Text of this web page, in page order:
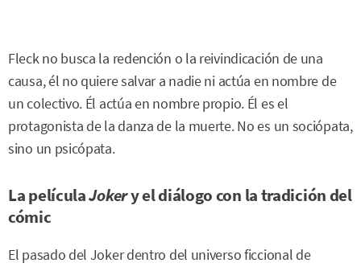
Fleck no busca la redención o la reivindicación de una
causa, él no quiere salvar a nadie ni actúa en nombre de
un colectivo. Él actúa en nombre propio. Él es el
protagonista de la danza de la muerte. No es un sociópata,
sino un psicópata.
La películaJokery el diálogo con la tradición del
cómic
El pasado del Joker dentro del universo ficcional de